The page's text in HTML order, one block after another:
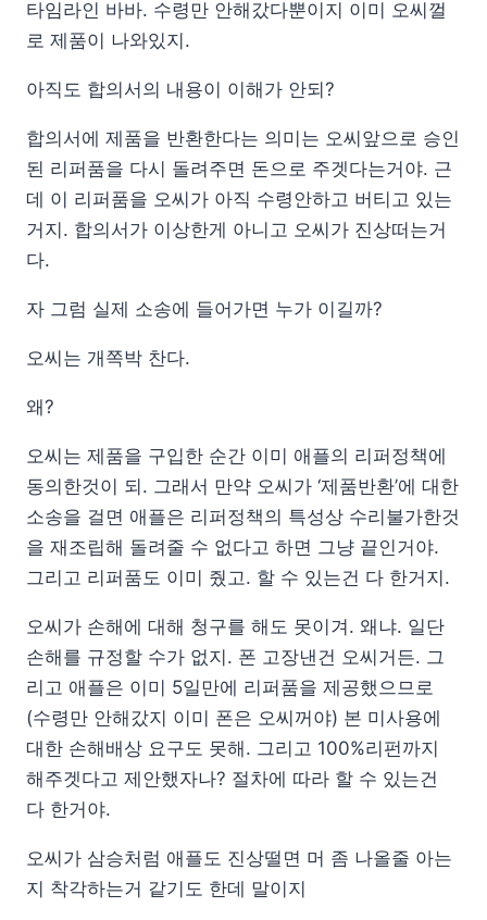
타임라인 바바. 수령만 안해갔다뿐이지 이미 오씨껄
로 제품이 나와있지.
아직도 합의서의 내용이 이해가 안되?
합의서에 제품을 반환한다는 의미는 오씨앞으로 승인
된 리퍼품을 다시 돌려주면 돈으로 주겟다는거야. 근
데 이 리퍼품을 오씨가 아직 수령안하고 버티고 있는
거지. 합의서가 이상한게 아니고 오씨가 진상떠는거
다.
자 그럼 실제 소송에 들어가면 누가 이길까?
오씨는 개쪽박 찬다.
왜?
오씨는 제품을 구입한 순간 이미 애플의 리퍼정책에
동의한것이 되. 그래서 만약 오씨가 ‘제품반환’에 대한
소송을 걸면 애플은 리퍼정책의 특성상 수리불가한것
을 재조립해 돌려줄 수 없다고 하면 그냥 끝인거야.
그리고 리퍼품도 이미 줬고. 할 수 있는건 다 한거지.
오씨가 손해에 대해 청구를 해도 못이겨. 왜냐. 일단
손해를 규정할 수가 없지. 폰 고장낸건 오씨거든. 그
리고 애플은 이미 5일만에 리퍼품을 제공했으므로
(수령만 안해갔지 이미 폰은 오씨꺼야) 본 미사용에
대한 손해배상 요구도 못해. 그리고 100%리펀까지
해주겟다고 제안했자나? 절차에 따라 할 수 있는건
다 한거야.
오씨가 삼승처럼 애플도 진상떨면 머 좀 나올줄 아는
지 착각하는거 같기도 한데 말이지